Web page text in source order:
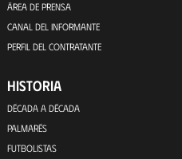
ÁREA DE PRENSA
CANAL DEL INFORMANTE
PERFIL DEL CONTRATANTE
HISTORIA
DÉCADA A DÉCADA
PALMARÉS
FUTBOLISTAS